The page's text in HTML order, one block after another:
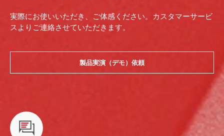
実際にお使いいただき、ご体感ください。カスタマーサービ
スよりご連絡させていただきます。
製品実演（デモ）依頼